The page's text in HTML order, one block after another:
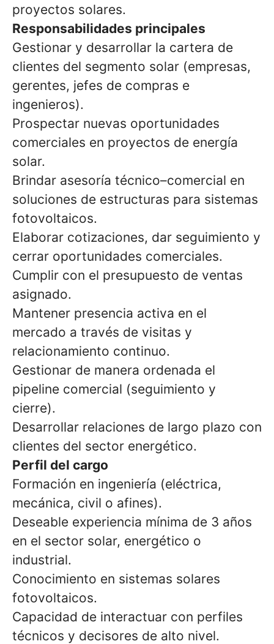
proyectos solares.
Responsabilidades principales
Gestionar y desarrollar la cartera de
clientes del segmento solar (empresas,
gerentes, jefes de compras e
ingenieros).
Prospectar nuevas oportunidades
comerciales en proyectos de energía
solar.
Brindar asesoría técnico–comercial en
soluciones de estructuras para sistemas
fotovoltaicos.
Elaborar cotizaciones, dar seguimiento y
cerrar oportunidades comerciales.
Cumplir con el presupuesto de ventas
asignado.
Mantener presencia activa en el
mercado a través de visitas y
relacionamiento continuo.
Gestionar de manera ordenada el
pipeline comercial (seguimiento y
cierre).
Desarrollar relaciones de largo plazo con
clientes del sector energético.
Perfil del cargo
Formación en ingeniería (eléctrica,
mecánica, civil o afines).
Deseable experiencia mínima de 3 años
en el sector solar, energético o
industrial.
Conocimiento en sistemas solares
fotovoltaicos.
Capacidad de interactuar con perfiles
técnicos y decisores de alto nivel.